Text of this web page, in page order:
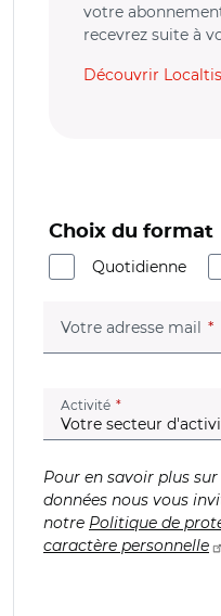
votre
recevrez suite à
Découvrir Localtis
Choix du format
Quotidienne
Votre adresse mail
Activité (champ
Pour en savoir plus
données nous vous
notre Politique de
caractère personnelle